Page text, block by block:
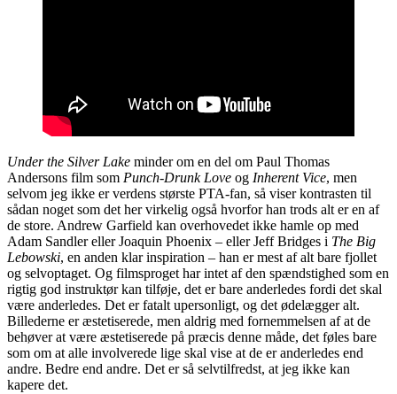
Under the Silver Lake minder om en del om Paul Thomas
Andersons film som Punch-Drunk Love og Inherent Vice, men
selvom jeg ikke er verdens største PTA-fan, så viser kontrasten til
sådan noget som det her virkelig også hvorfor han trods alt er en af
de store. Andrew Garfield kan overhovedet ikke hamle op med
Adam Sandler eller Joaquin Phoenix – eller Jeff Bridges i The Big
Lebowski, en anden klar inspiration – han er mest af alt bare fjollet
og selvoptaget. Og filmsproget har intet af den spændstighed som en
rigtig god instruktør kan tilføje, det er bare anderledes fordi det skal
være anderledes. Det er fatalt upersonligt, og det ødelægger alt.
Billederne er æstetiserede, men aldrig med fornemmelsen af at de
behøver at være æstetiserede på præcis denne måde, det føles bare
som om at alle involverede lige skal vise at de er anderledes end
andre. Bedre end andre. Det er så selvtilfredst, at jeg ikke kan
kapere det.